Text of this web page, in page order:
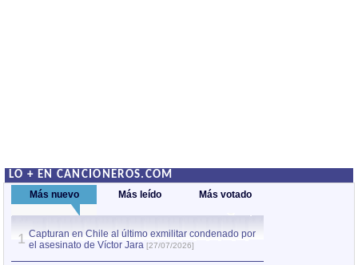
LO + EN CANCIONEROS.COM
Más nuevo Más leído Más votado
1 Capturan en Chile al último exmilitar condenado por
el asesinato de Víctor Jara [27/07/2026]